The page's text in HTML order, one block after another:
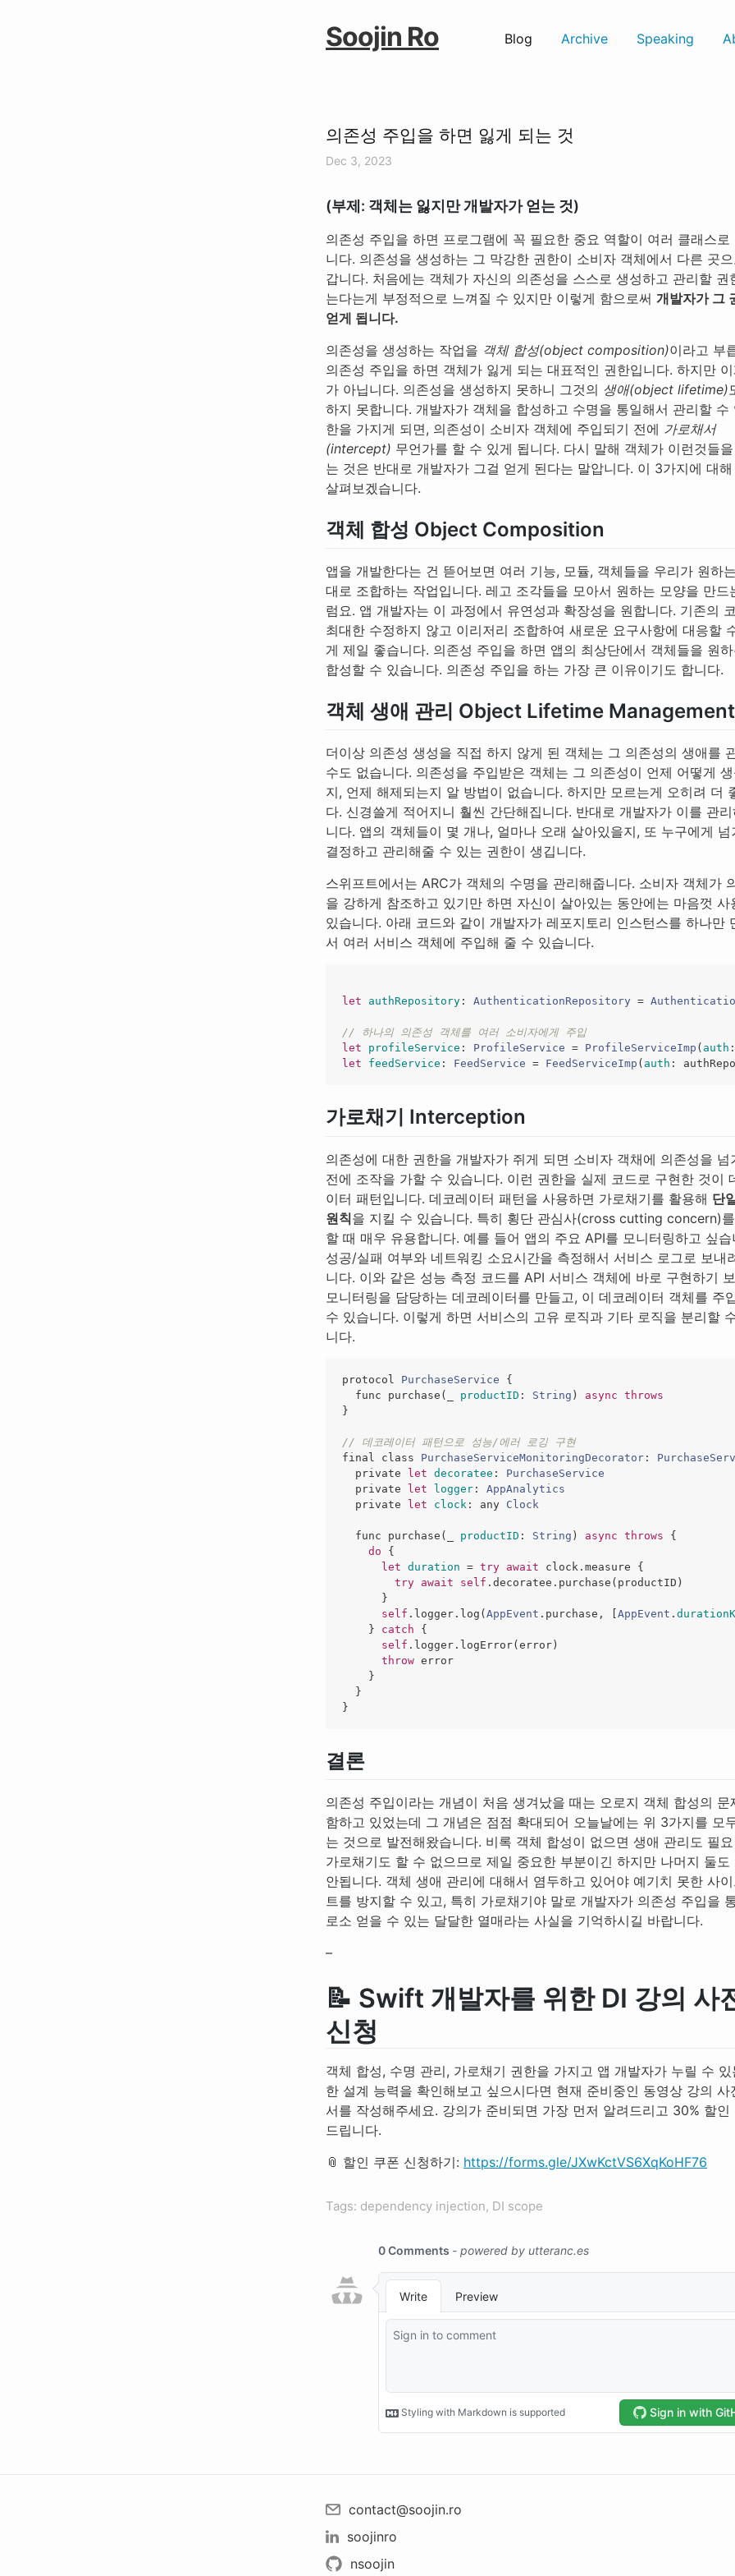
Soojin Ro Blog Archive Speaking
의존성 주입을 하면 잃게 되는 것
Dec 3, 2023
(부제: 객체는 잃지만 개발자가 얻는 것)
의존성 주입을 하면 프로그램에 꼭 필요한 중요 역할이 여러 클래스로
니다. 의존성을 생성하는 그 막강한 권한이 소비자 객체에서 다른 곳
갑니다. 처음에는 객체가 자신의 의존성을 스스로 생성하고 관리할 권
는다는게 부정적으로 느껴질 수 있지만 이렇게 함으로써 개발자가 그
얻게 됩니다.
의존성을 생성하는 작업을 객체 합성(object composition)이라고 부
의존성 주입을 하면 객체가 잃게 되는 대표적인 권한입니다. 하지만
가 아닙니다. 의존성을 생성하지 못하니 그것의 생애(object lifetime)
하지 못합니다. 개발자가 객체을 합성하고 수명을 통일해서 관리할 수
한을 가지게 되면, 의존성이 소비자 객체에 주입되기 전에 가로채서
(intercept) 무언가를 할 수 있게 됩니다. 다시 말해 객체가 이런것들
는 것은 반대로 개발자가 그걸 얻게 된다는 말압니다. 이 3가지에 대해
살펴보겠습니다.
객체 합성 Object Composition
앱을 개발한다는 건 뜯어보면 여러 기능, 모듈, 객체들을 우리가 원하
대로 조합하는 작업입니다. 레고 조각들을 모아서 원하는 모양을 만드
럼요. 앱 개발자는 이 과정에서 유연성과 확장성을 원합니다. 기존의
최대한 수정하지 않고 이리저리 조합하여 새로운 요구사항에 대응할
게 제일 좋습니다. 의존성 주입을 하면 앱의 최상단에서 객체들을 원
합성할 수 있습니다. 의존성 주입을 하는 가장 큰 이유이기도 합니다.
객체 생애 관리 Object Lifetime Management
더이상 의존성 생성을 직접 하지 않게 된 객체는 그 의존성의 생애를
수도 없습니다. 의존성을 주입받은 객체는 그 의존성이 언제 어떻게
지, 언제 해제되는지 알 방법이 없습니다. 하지만 모르는게 오히려 더
다. 신경쓸게 적어지니 훨씬 간단해집니다. 반대로 개발자가 이를 관리
니다. 앱의 객체들이 몇 개나, 얼마나 오래 살아있을지, 또 누구에게 넘
결정하고 관리해줄 수 있는 권한이 생깁니다.
스위프트에서는 ARC가 객체의 수명을 관리해줍니다. 소비자 객체가
을 강하게 참조하고 있기만 하면 자신이 살아있는 동안에는 마음껏 사
있습니다. 아래 코드와 같이 개발자가 레포지토리 인스턴스를 하나만
서 여러 서비스 객체에 주입해 줄 수 있습니다.
let authRepository : AuthenticationRepository =
// 하나의 의존성 객체를 여러 소비자에게 주입
let
profileService : ProfileService = ProfileServiceImp ( auth :
let
feedService : FeedService = FeedServiceImp ( auth :
가로채기 Interception
의존성에 대한 권한을 개발자가 쥐게 되면 소비자 객채에 의존성을 넘
전에 조작을 가할 수 있습니다. 이런 권한을 실제 코드로 구현한 것이
이터 패턴입니다. 데코레이터 패턴을 사용하면 가로채기를 활용해 단
원칙을 지킬 수 있습니다. 특히 횡단 관심사(cross cutting concern)
할 때 매우 유용합니다. 예를 들어 앱의 주요 API를 모니터링하고 싶습
성공/실패 여부와 네트워킹 소요시간을 측정해서 서비스 로그로 보내
니다. 이와 같은 성능 측정 코드를 API 서비스 객체에 바로 구현하기
모니터링을 담당하는 데코레이터를 만들고, 이 데코레이터 객체를 주
수 있습니다. 이렇게 하면 서비스의 고유 로직과 기타 로직을 분리할
니다.
protocol PurchaseService
{
func
purchase ( productID : String ) async throws
}
// 데코레이터 패턴으로 성능/에러 로깅 구현
final
class PurchaseServiceMonitoringDecorator :
private
let decoratee :
PurchaseService
private
let logger :
AppAnalytics
private
let clock : any Clock
func purchase ( productID : String ) async throws
{
do
{
let duration = try await clock . measure
{
try await self . decoratee . purchase ( productID )
}
self . logger . log (AppEvent . purchase , [AppEvent .
}
catch
{
self . logger . logError(error)
throw error
}
}
}
결론
의존성 주입이라는 개념이 처음 생겨났을 때는 오로지 객체 합성의 문
함하고 있었는데 그 개념은 점점 확대되어 오늘날에는 위 3가지를 모
는 것으로 발전해왔습니다. 비록 객체 합성이 없으면 생애 관리도 필
가로채기도 할 수 없으므로 제일 중요한 부분이긴 하지만 나머지 둘도
안됩니다. 객체 생애 관리에 대해서 염두하고 있어야 예기치 못한 사
트를 방지할 수 있고, 특히 가로채기야 말로 개발자가 의존성 주입을
로소 얻을 수 있는 달달한 열매라는 사실을 기억하시길 바랍니다.
–
📝 Swift 개발자를 위한 DI 강의 사
신청
객체 합성, 수명 관리, 가로채기 권한을 가지고 앱 개발자가 누릴 수 있
한 설계 능력을 확인해보고 싶으시다면 현재 준비중인 동영상 강의 사
서를 작성해주세요. 강의가 준비되면 가장 먼저 알려드리고 30% 할인
드립니다.
📎 할인 쿠폰 신청하기: https://forms.gle/JXwKctVS6XqKoHF76
Tags: dependency injection, DI scope
contact@soojin.ro
soojinro
nsoojin